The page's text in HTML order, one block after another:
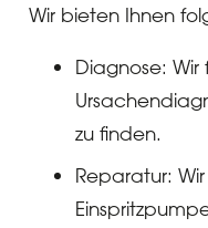
Wir bieten Ihnen
Diagnose:
zu finden.
Reparatur: